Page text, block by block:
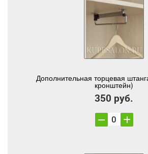
Дополнительная торцевая
кронштейн)
350 руб.